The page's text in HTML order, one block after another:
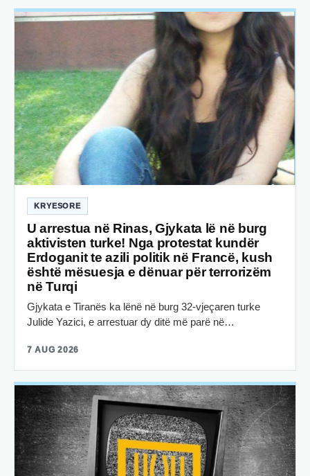
KRYESORE
U arrestua në Rinas, Gjykata lë në burg
aktivisten turke! Nga protestat kundër
Erdoganit te azili politik në Francë, kush
është mësuesja e dënuar për terrorizëm
në Turqi
Gjykata e Tiranës ka lënë në burg 32-vjeçaren turke
Julide Yazici, e arrestuar dy ditë më parë në…
7 AUG 2026